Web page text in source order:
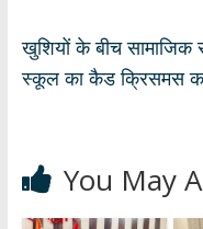
p
खुशियों के बीच सामाजिक
स्कूल का कैड क्रिसमस
You May